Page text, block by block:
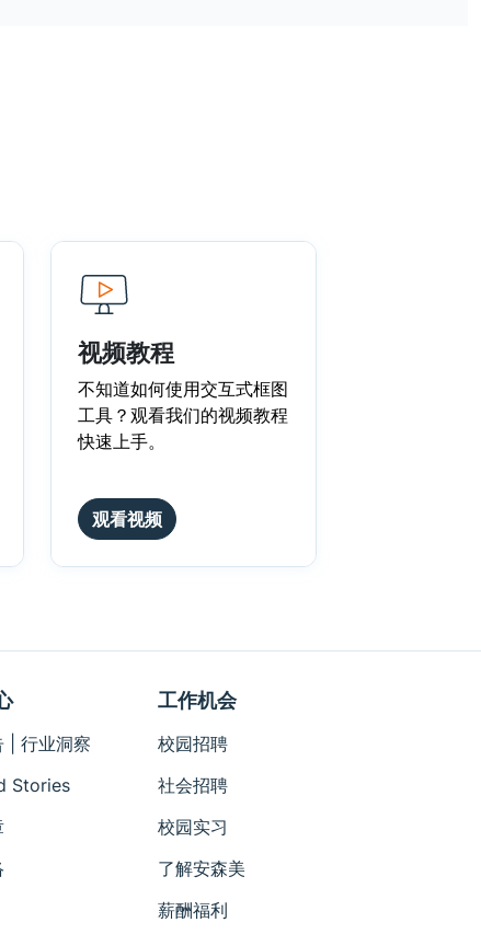
视频教程
不知道如何使用交互式框图
工具？观看我们的视频教程
快速上手。
观看视频
| 行业洞察
Stories
工作机会
校园招聘
社会招聘
校园实习
了解安森美
薪酬福利